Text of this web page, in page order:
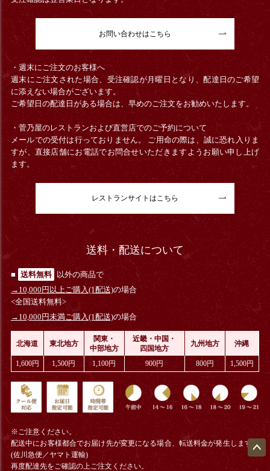
お問い合わせはこちら
・週末にご注文のお客様へ
週末にご注文された場合、受注確認が月曜日となり、配達日のご希望
に添えない場合がございます。
ご希望日の配達日がある場合は、早めのご注文をお勧めいたします。
・菅乃屋のレストランおよび直営店でのご予約について
メールでの受付は行っておりません。 ご用命の際は、誠に恐れ入りま
すが、直接店舗にお電話でお問合せいただきますようお願い申し上げ
ます。
レストランサイトはこちら
送料・配送について
■ 送料無料
以外の商品で
→10,000円以上ご購入(1配送)の場合
<全国送料無料>
→10,000円未満ご購入(1配送)の場合
北海道 東北地方
関東・
中部地方
近畿・中国・
四国地方
九州地方 沖縄
1,600円 1,500円 1,100円 900円 800円 1,500円
※ご注意ください。
配送中にお客様都合でお届け先が変更になる場合、 転送料金が発生します。
(佐川急便／ヤマト運輸)
再度配達先をご確認の上ご注文ください。